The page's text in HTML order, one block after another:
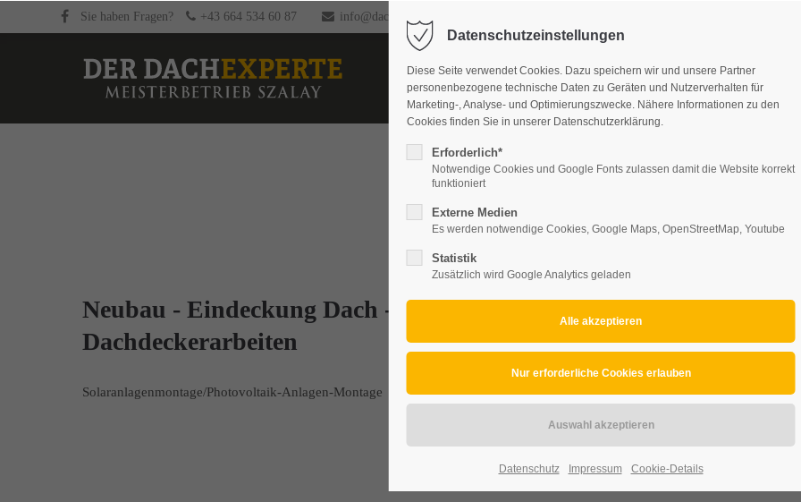
Sie haben Fragen? +43 664 534 60 87 info@dachexperte.at
UNSERE LEISTUNGEN
Neubau - Eindeckung Dach -
Dachdeckerarbeiten
Solaranlagenmontage/Photovoltaik-Anlagen-Montage
Projektbeschreibung
Datenschutzeinstellungen
Diese Seite verwendet Cookies. Dazu speichern wir und unsere Partner
personenbezogene technische Daten zu Geräten und Nutzerverhalten für
Marketing-, Analyse- und Optimierungszwecke. Nähere Informationen zu den
Cookies finden Sie in unserer Datenschutzerklärung.
Erforderlich*
Notwendige Cookies und Google Fonts zulassen damit die Website korrekt
funktioniert
Externe Medien
Es werden notwendige Cookies, Google Maps, OpenStreetMap, Youtube
Statistik
Zusätzlich wird Google Analytics geladen
Datenschutz Impressum Cookie-Details